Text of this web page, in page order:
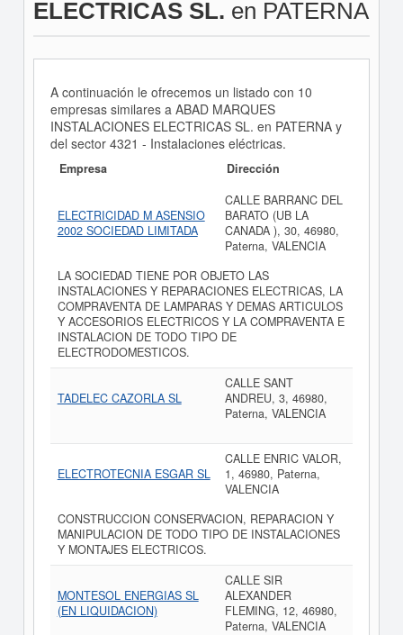
ELECTRICAS SL. en PATERNA
A continuación le ofrecemos un listado con 10
empresas similares a ABAD MARQUES
INSTALACIONES ELECTRICAS SL. en PATERNA y
del sector 4321 - Instalaciones eléctricas.
Empresa Dirección
ELECTRICIDAD M ASENSIO
2002 SOCIEDAD LIMITADA
CALLE BARRANC DEL
BARATO (UB LA
CANADA ), 30, 46980,
Paterna, VALENCIA
LA SOCIEDAD TIENE POR OBJETO LAS
INSTALACIONES Y REPARACIONES ELECTRICAS, LA
COMPRAVENTA DE LAMPARAS Y DEMAS ARTICULOS
Y ACCESORIOS ELECTRICOS Y LA COMPRAVENTA E
INSTALACION DE TODO TIPO DE
ELECTRODOMESTICOS.
TADELEC CAZORLA SL
CALLE SANT
ANDREU, 3, 46980,
Paterna, VALENCIA
ELECTROTECNIA ESGAR SL
CALLE ENRIC VALOR,
1, 46980, Paterna,
VALENCIA
CONSTRUCCION CONSERVACION, REPARACION Y
MANIPULACION DE TODO TIPO DE INSTALACIONES
Y MONTAJES ELECTRICOS.
MONTESOL ENERGIAS SL
(EN LIQUIDACION)
CALLE SIR
ALEXANDER
FLEMING, 12, 46980,
Paterna, VALENCIA